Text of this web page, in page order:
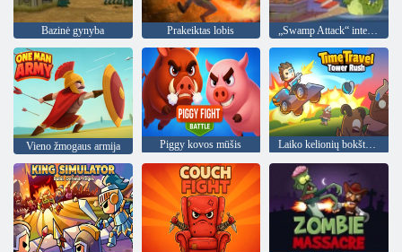
Bazinė gynyba Prakeiktas lobis „Swamp Attack“ internete
Vieno žmogaus armija Piggy kovos mūšis Laiko kelionių bokšto skubėjimas